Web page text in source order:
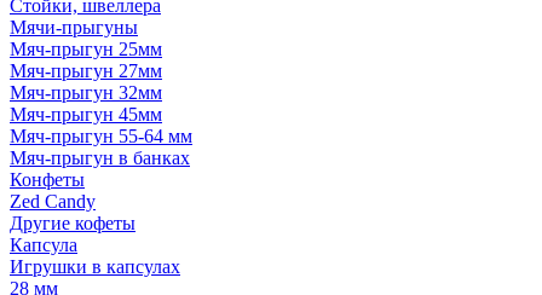
Стойки, швеллера
Мячи-прыгуны
Мяч-прыгун 25мм
Мяч-прыгун 27мм
Мяч-прыгун 32мм
Мяч-прыгун 45мм
Мяч-прыгун 55-64 мм
Мяч-прыгун в банках
Конфеты
Zed Candy
Другие кофеты
Капсула
Игрушки в капсулах
28 мм